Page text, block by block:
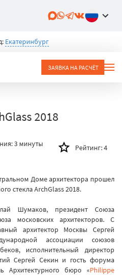
Екатеринбург
ЗАЯВКА НА РАСЧЁТ
2018
3 минуты Рейтинг:4
Доме архитектора прошел
стекла ArchGlass 2018.
Шумаков, президент Союза
московских архитекторов. С
архитектор Москвы Сергей
ассоциации союзов
исполнительный директор
Сергей Секин и гость форума
Архитектурного бюро «Philippe